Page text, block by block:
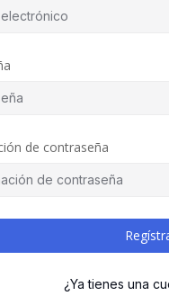
de contraseña
¿Ya tienes una